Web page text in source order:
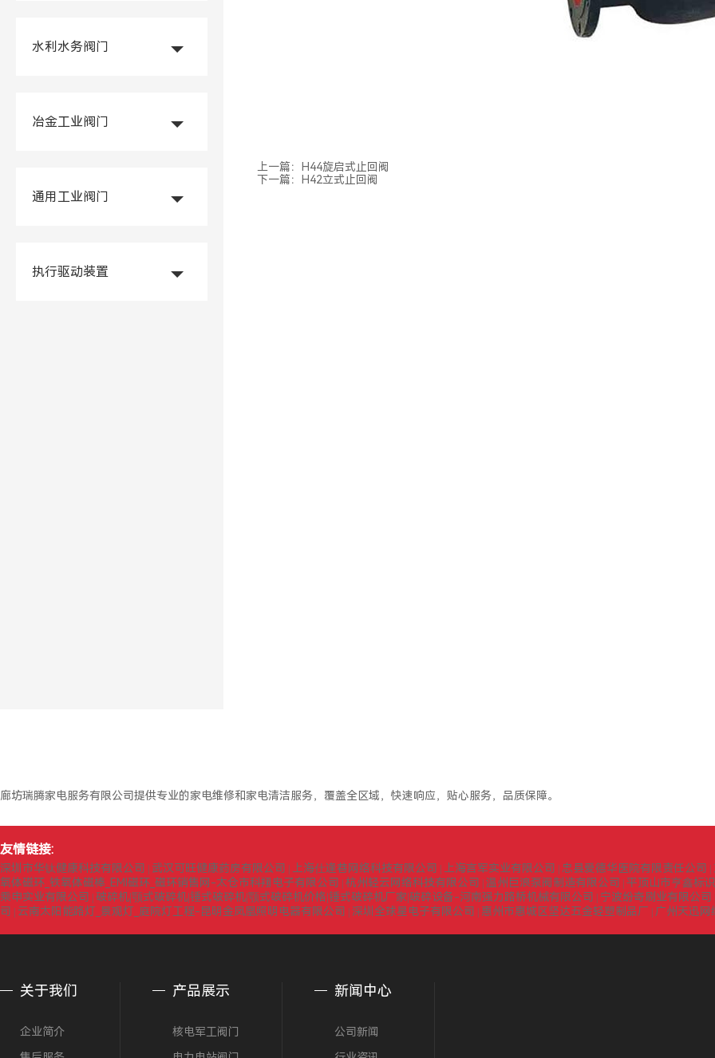
水利水务阀门
冶金工业阀门
通用工业阀门
执行驱动装置
上一篇：
H44旋启式止回阀
下一篇：
H42立式止回阀
廊坊瑞腾家电服务有限公司提供专业的家电维修和家电清洁服务，覆盖全区域，快速响应，贴心服务，品质保障。
友情链接:
深圳市华钛健康科技有限公司 武汉可旺健康药房有限公司 上海仕逢巷网络科技有限公司 上海言军实业有限公司 忠县爱德华医院有限责任公司
氧体磁环_铁氧体磁棒_EMI磁环_磁环销售网-太仓市科翔电子有限公司
杭州轻云网络科技有限公司 温州巨浪泵阀制造有限公司
平顶山市亨鑫标
乘申实业有限公司
破碎机|颚式破碎机|锤式破碎机|颚式破碎机价格|锤式破碎机厂家|破碎设备-河南强力路桥机械有限公司 宁波纷奇刷业有限公司
司 云南太阳能路灯_景观灯_庭院灯工程-昆明金凤凰照明电器有限公司 深圳全球星电子有限公司 惠州市惠城区坚达五金轻塑制品厂 广州天迅网
关于我们
企业简介
产品展示
核电军工阀门
新闻中心
公司新闻